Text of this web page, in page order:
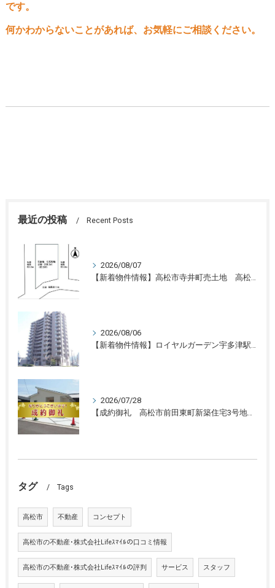
です。
何かわからないことがあれば、お気軽にご相談ください。
最近の投稿 Recent Posts
2026/08/07
【新着物件情報】高松市寺井町売土地 高松の不動産売却、不動産買取、不動産査定のことならLifeスマイル
2026/08/06
【新着物件情報】ロイヤルガーデン宇多津駅前三番館1305号 高松の不動産売却、不動産買取、不動産査定のことならLifeスマイル
2026/07/28
【成約御礼 高松市前田東町新築住宅3号地】香川県の不動産の買取・売却・査定ならLifeスマイルにお任せください
タグ Tags
高松市 不動産 コンセプト
高松市の不動産･株式会社Lifeｽﾏｲﾙの口コミ情報
高松市の不動産･株式会社Lifeｽﾏｲﾙの評判 サービス スタッフ